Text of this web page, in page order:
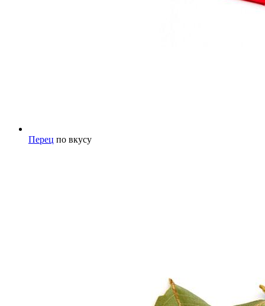
Перец по вкусу